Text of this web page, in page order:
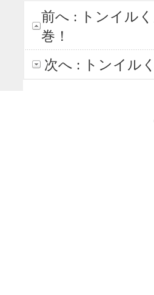
前へ : トンイル
巻！
次へ : トンイル